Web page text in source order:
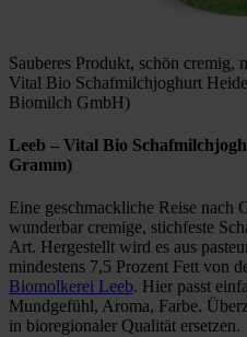
Sauberes Produkt, schön cremig,
Vital Bio Schafmilchjoghurt
Biomilch GmbH)
Leeb – Vital Bio
Gramm)
Eine geschmackliche Reise nach
wunderbar cremige, stichfeste
Art. Hergestellt wird es aus
mindestens 7,5 Prozent Fett von
Biomolkerei Leeb. Hier passt
Mundgefühl, Aroma, Farbe.
in bioregionaler Qualität ersetzen.